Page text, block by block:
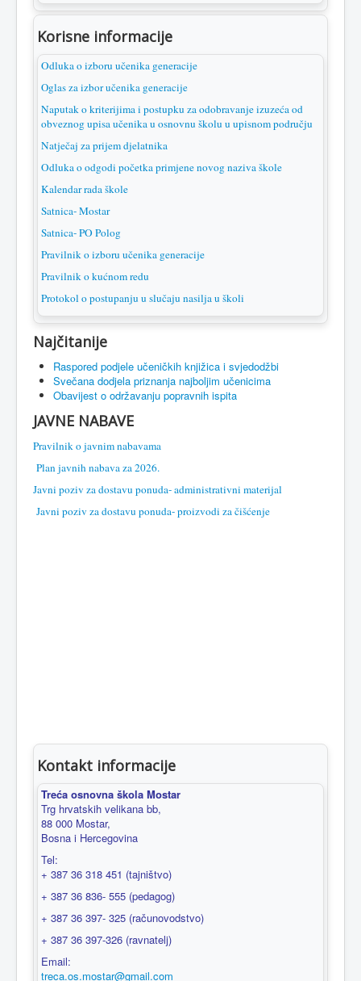
Korisne informacije
Odluka o izboru učenika generacije
Oglas za izbor učenika generacije
Naputak o kriterijima i postupku za odobravanje izuzeća od
obveznog upisa učenika u osnovnu školu u upisnom području
Natječaj za prijem djelatnika
Odluka o odgodi početka primjene novog naziva škole
Kalendar rada škole
Satnica- Mostar
Satnica- PO Polog
Pravilnik o izboru učenika generacije
Pravilnik o kućnom redu
Protokol o postupanju u slučaju nasilja u školi
Najčitanije
Raspored podjele učeničkih knjižica i svjedodžbi
Svečana dodjela priznanja najboljim učenicima
Obavijest o održavanju popravnih ispita
JAVNE NABAVE
Pravilnik o javnim nabavama
Plan javnih nabava za 2026.
Javni poziv za dostavu ponuda- administrativni materijal
Javni poziv za dostavu ponuda- proizvodi za čišćenje
Kontakt informacije
Treća osnovna škola Mostar
Trg hrvatskih velikana bb,
88 000 Mostar,
Bosna i Hercegovina
Tel:
+ 387 36 318 451 (tajništvo)
+ 387 36 836- 555 (pedagog)
+ 387 36 397- 325 (računovodstvo)
+ 387 36 397-326 (ravnatelj)
Email:
treca.os.mostar@gmail.com